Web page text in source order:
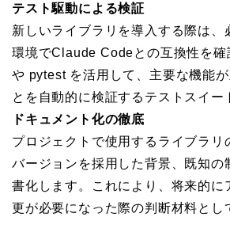
テスト駆動による検証
新しいライブラリを導入する際は、
環境でClaude Codeとの互換性を
や pytest を活用して、主要な機能
とを自動的に検証するテストスイー
ドキュメント化の徹底
プロジェクトで使用するライブラリ
バージョンを採用した背景、既知の
書化します。これにより、将来的に
更が必要になった際の判断材料とし